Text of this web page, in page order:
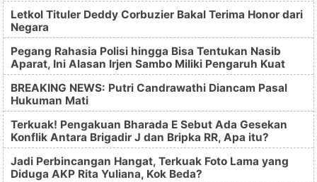
Letkol Tituler Deddy Corbuzier Bakal Terima Honor dari
Negara
Pegang Rahasia Polisi hingga Bisa Tentukan Nasib
Aparat, Ini Alasan Irjen Sambo Miliki Pengaruh Kuat
BREAKING NEWS: Putri Candrawathi Diancam Pasal
Hukuman Mati
Terkuak! Pengakuan Bharada E Sebut Ada Gesekan
Konflik Antara Brigadir J dan Bripka RR, Apa itu?
Jadi Perbincangan Hangat, Terkuak Foto Lama yang
Diduga AKP Rita Yuliana, Kok Beda?